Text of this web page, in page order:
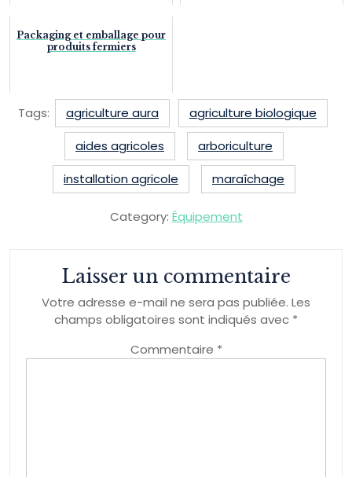
Packaging et emballage pour
produits fermiers
Tags: agriculture aura
agriculture biologique
aides agricoles
arboriculture
installation agricole
maraîchage
Category: Équipement
Laisser un commentaire
Votre adresse e-mail ne sera pas publiée. Les
champs obligatoires sont indiqués avec *
Commentaire *